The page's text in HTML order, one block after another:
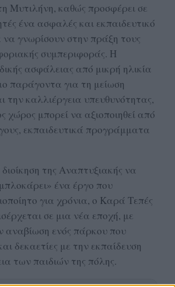
Μυτιλήνη, καθώς προσφέρει σε
ένα ασφαλές και εκπαιδευτικό
να γνωρίσουν στην πράξη τους
συμπεριφοράς. Η
ασφάλειας από μικρή ηλικία
παράγοντα για τη μείωση
την καλλιέργεια υπευθυνότητας,
χώρος μπορεί να αξιοποιηθεί από
εκπαιδευτικά προγράμματα
της Αναπτυξιακής να
ένα έργο που
για χρόνια, ο Καρά Τεπές
σε μια νέα εποχή, με
αναβίωση ενός πάρκου που
δεκαετίες με την εκπαίδευση
των παιδιών της πόλης.